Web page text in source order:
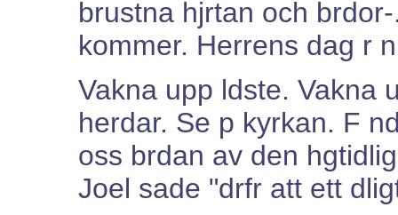
brustna hjrtan och
kommer. Herrens dag r
Vakna upp ldste. Vakna
herdar. Se p kyrkan. F
oss brdan av den
Joel sade "drfr att ett